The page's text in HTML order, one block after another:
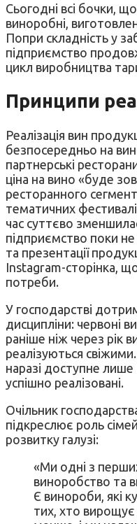
Сьогодні всі бочки,
виноробні,
Попри складність у
підприємство
цикл виробництва
Принципи
Реалізація вин
безпосередньо на
партнерські
ціна на вино «буде
ресторанного
тематичних
час суттєво
підприємство поки не
та презентації
Instagram-сторінка,
потреби.
У господарстві
дисципліни: червоні
раніше ніж через рік
реалізуються
наразі доступне
успішно реалізовані.
Очільник
підкреслює роль
розвитку галузі:
«Ми одні з
виноробство та
Є винороби, які
тих, хто